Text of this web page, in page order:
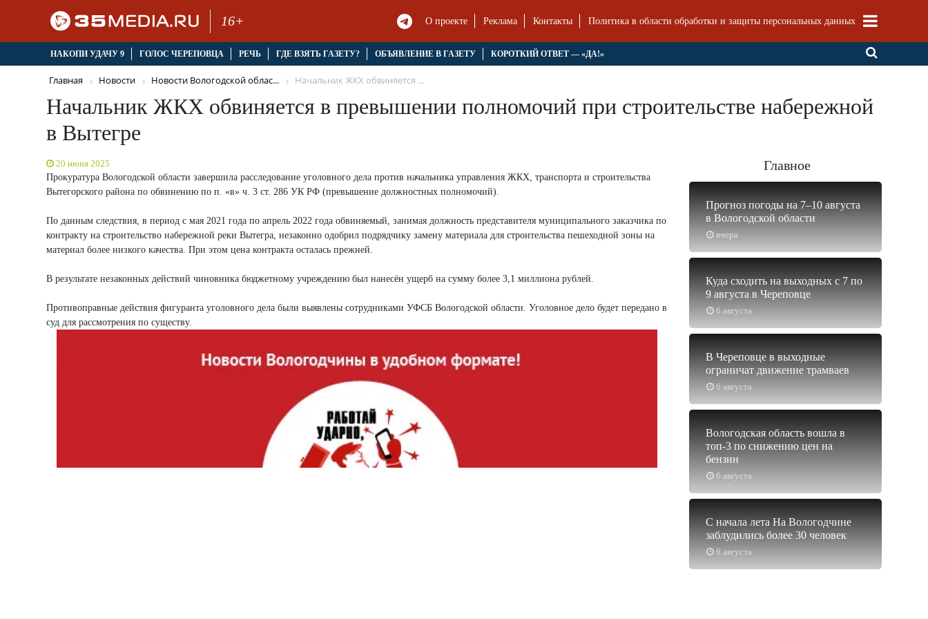
16+ О проекте Реклама Контакты Политика в области обработки и защиты персональных данных
НАКОПИ УДАЧУ 9 ГОЛОС ЧЕРЕПОВЦА РЕЧЬ ГДЕ ВЗЯТЬ ГАЗЕТУ? ОБЪЯВЛЕНИЕ В ГАЗЕТУ КОРОТКИЙ ОТВЕТ — «ДА!»
Главная Новости Новости Вологодской облас... Начальник ЖКХ обвиняется ...
Начальник ЖКХ обвиняется в превышении полномочий при строительстве набережной
в Вытегре
20 июня 2025
Прокуратура Вологодской области завершила расследование уголовного дела против начальника управления ЖКХ, транспорта и строительства
Вытегорского района по обвинению по п. «в» ч. 3 ст. 286 УК РФ (превышение должностных полномочий).
По данным следствия, в период с мая 2021 года по апрель 2022 года обвиняемый, занимая должность представителя муниципального заказчика по
контракту на строительство набережной реки Вытегра, незаконно одобрил подрядчику замену материала для строительства пешеходной зоны на
материал более низкого качества. При этом цена контракта осталась прежней.
В результате незаконных действий чиновника бюджетному учреждению был нанесён ущерб на сумму более 3,1 миллиона рублей.
Противоправные действия фигуранта уголовного дела были выявлены сотрудниками УФСБ Вологодской области. Уголовное дело будет передано в
суд для рассмотрения по существу.
Главное
вчера
Прогноз погоды на 7–10 августа
в Вологодской области
6 августа
Куда сходить на выходных с 7 по
9 августа в Череповце
6 августа
В Череповце в выходные
ограничат движение трамваев
6 августа
Вологодская область вошла в
топ-3 по снижению цен на
бензин
6 августа
С начала лета На Вологодчине
заблудились более 30 человек